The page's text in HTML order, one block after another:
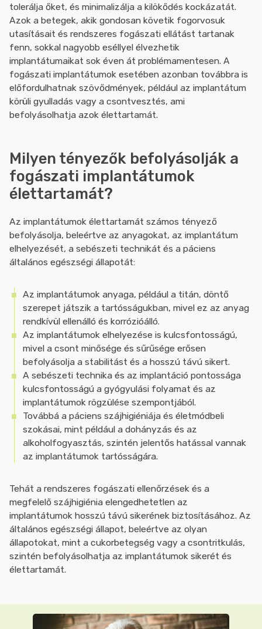
tolerálja őket, és minimalizálja a kilökődés kockázatát.
Azok a betegek, akik gondosan követik fogorvosuk
utasításait és rendszeres fogászati ellátást tartanak
fenn, sokkal nagyobb eséllyel élvezhetik
implantátumaikat sok éven át problémamentesen. A
fogászati implantátumok esetében azonban továbbra is
előfordulhatnak szövődmények, például az implantátum
körüli gyulladás vagy a csontvesztés, ami
befolyásolhatja azok élettartamát.
Milyen tényezők befolyásolják a
fogászati implantátumok
élettartamát?
Az implantátumok élettartamát számos tényező
befolyásolja, beleértve az anyagokat, az implantátum
elhelyezését, a sebészeti technikát és a páciens
általános egészségi állapotát:
Az implantátumok anyaga, például a titán, döntő
szerepet játszik a tartósságukban, mivel ez az anyag
rendkívül ellenálló és korrózióálló.
Az implantátumok elhelyezése is kulcsfontosságú,
mivel a csont minősége és sűrűsége erősen
befolyásolja a stabilitást és a hosszú távú sikert.
A sebészeti technika és az implantáció pontossága
kulcsfontosságú a gyógyulási folyamat és az
implantátumok rögzülése szempontjából.
Továbbá a páciens szájhigiéniája és életmódbeli
szokásai, mint például a dohányzás és az
alkoholfogyasztás, szintén jelentős hatással vannak
az implantátumok tartósságára.
Tehát a rendszeres fogászati ellenőrzések és a
megfelelő szájhigiénia elengedhetetlen az
implantátumok hosszú távú sikerének biztosításához. Az
általános egészségi állapot, beleértve az olyan
állapotokat, mint a cukorbetegség vagy a csontritkulás,
szintén befolyásolhatja az implantátumok sikerét és
élettartamát.